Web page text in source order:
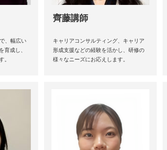
、幅広い
育成し、
。
齊藤講師
キャリアコンサルティング、キャリア
形成支援などの経験を活かし、研修の
様々なニーズにお応えします。